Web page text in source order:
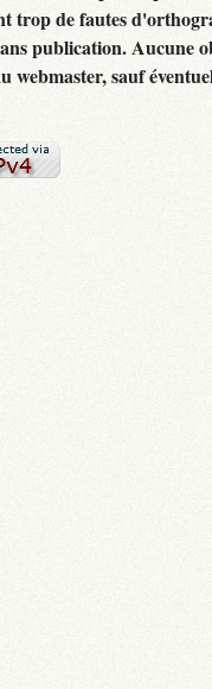
trop de fautes
publication. Aucune
webmaster, sauf